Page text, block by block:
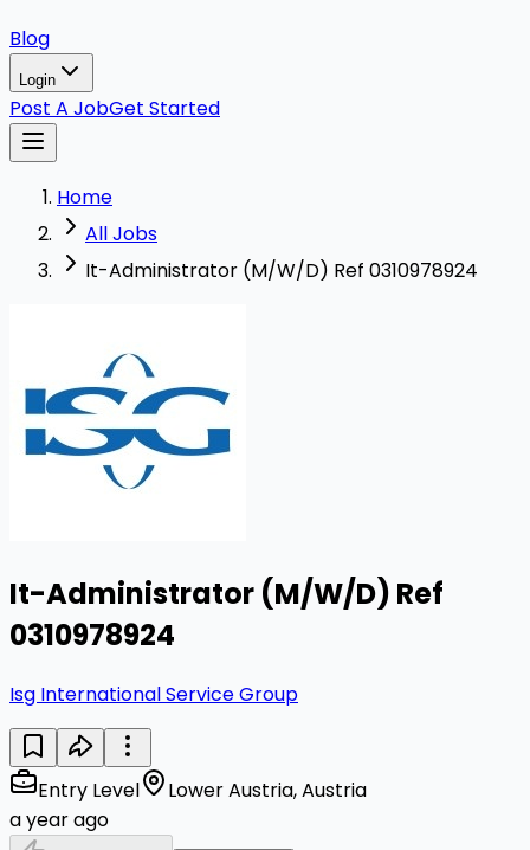
Blog
Login
Post A JobGet Started
Home
All Jobs
It-Administrator (M/W/D) Ref 0310978924
It-Administrator (M/W/D) Ref
0310978924
Isg International Service Group
Entry Level
Lower Austria, Austria
a year ago